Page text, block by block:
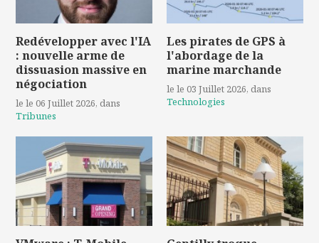
Redévelopper avec l'IA
: nouvelle arme de
dissuasion massive en
négociation
le le 06 Juillet 2026, dans
Tribunes
Les pirates de GPS à
l'abordage de la
marine marchande
le le 03 Juillet 2026, dans
Technologies